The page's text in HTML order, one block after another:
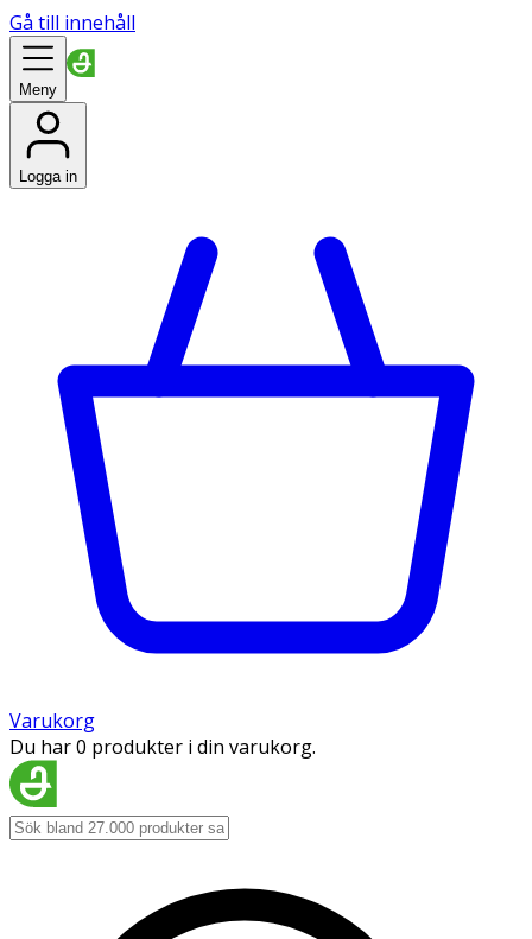
Gå till innehåll
Meny
Logga in
Varukorg
Du har 0 produkter i din varukorg.